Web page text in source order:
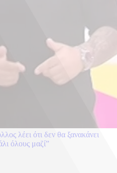
λέει ότι δεν θα ξανακάνει
όλους μαζί”